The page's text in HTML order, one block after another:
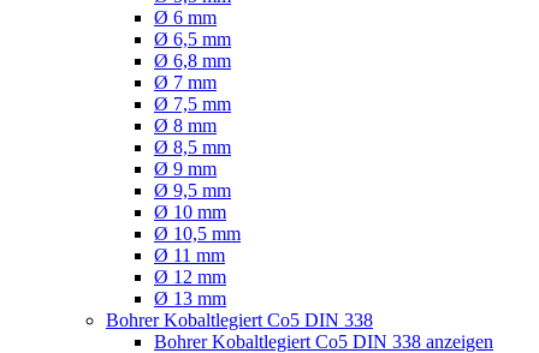
Ø 6 mm
Ø 6,5 mm
Ø 6,8 mm
Ø 7 mm
Ø 7,5 mm
Ø 8 mm
Ø 8,5 mm
Ø 9 mm
Ø 9,5 mm
Ø 10 mm
Ø 10,5 mm
Ø 11 mm
Ø 12 mm
Ø 13 mm
Bohrer Kobaltlegiert Co5 DIN 338
Bohrer Kobaltlegiert Co5 DIN 338 anzeigen